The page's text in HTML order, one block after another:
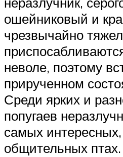
ошейниковый и
чрезвычайно
неволе, поэтому
прирученном
Среди ярких и
попугаев
самых
общительных птах.